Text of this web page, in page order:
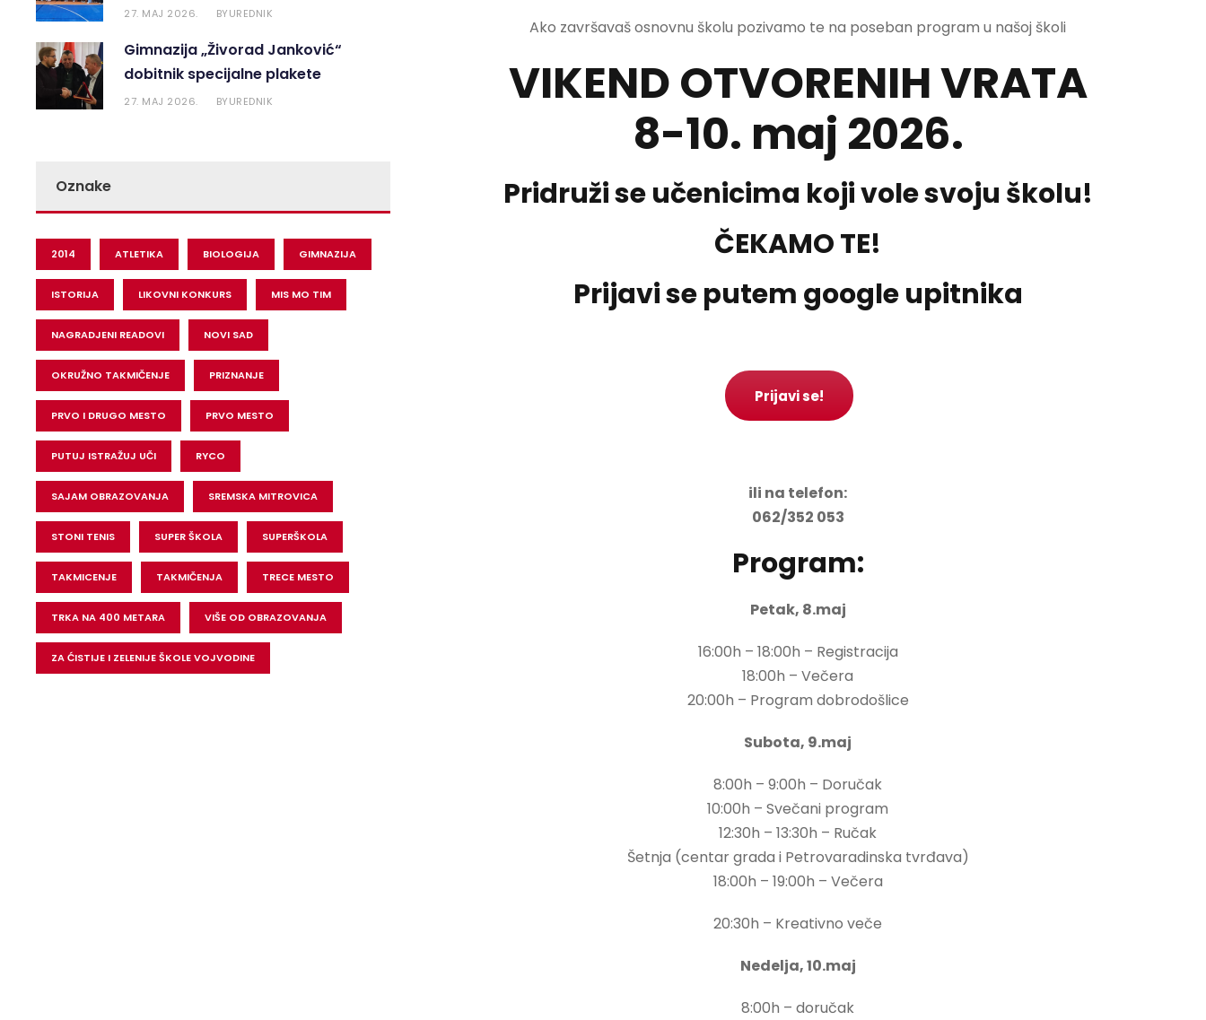
Ako završavaš osnovnu školu pozivamo te na poseban program u našoj školi
VIKEND OTVORENIH VRATA
8-10. maj 2026.
Pridruži se učenicima koji vole svoju školu!
ČEKAMO TE!
Prijavi se putem google upitnika
Prijavi se!
ili na telefon:
062/352 053
Program:
Petak, 8.maj
16:00h – 18:00h – Registracija
18:00h – Večera
20:00h – Program dobrodošlice
Subota, 9.maj
8:00h – 9:00h – Doručak
10:00h – Svečani program
12:30h – 13:30h – Ručak
Šetnja (centar grada i Petrovaradinska tvrđava)
18:00h – 19:00h – Večera
20:30h – Kreativno veče
Nedelja, 10.maj
8:00h – doručak
27. MAJ 2026. BYUREDNIK
Gimnazija „Živorad Janković“
dobitnik specijalne plakete
27. MAJ 2026. BYUREDNIK
Oznake
2014 ATLETIKA BIOLOGIJA GIMNAZIJA
ISTORIJA LIKOVNI KONKURS MIS MO TIM
NAGRADJENI READOVI NOVI SAD
OKRUŽNO TAKMIČENJE PRIZNANJE
PRVO I DRUGO MESTO PRVO MESTO
PUTUJ ISTRAŽUJ UČI RYCO
SAJAM OBRAZOVANJA SREMSKA MITROVICA
STONI TENIS SUPER ŠKOLA SUPERŠKOLA
TAKMICENJE TAKMIČENJA TRECE MESTO
TRKA NA 400 METARA VIŠE OD OBRAZOVANJA
ZA ĆISTIJE I ZELENIJE ŠKOLE VOJVODINE